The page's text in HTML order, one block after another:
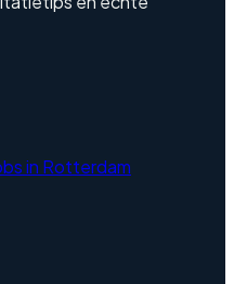
in Rotterdam